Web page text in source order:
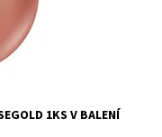
1KS V BALENÍ